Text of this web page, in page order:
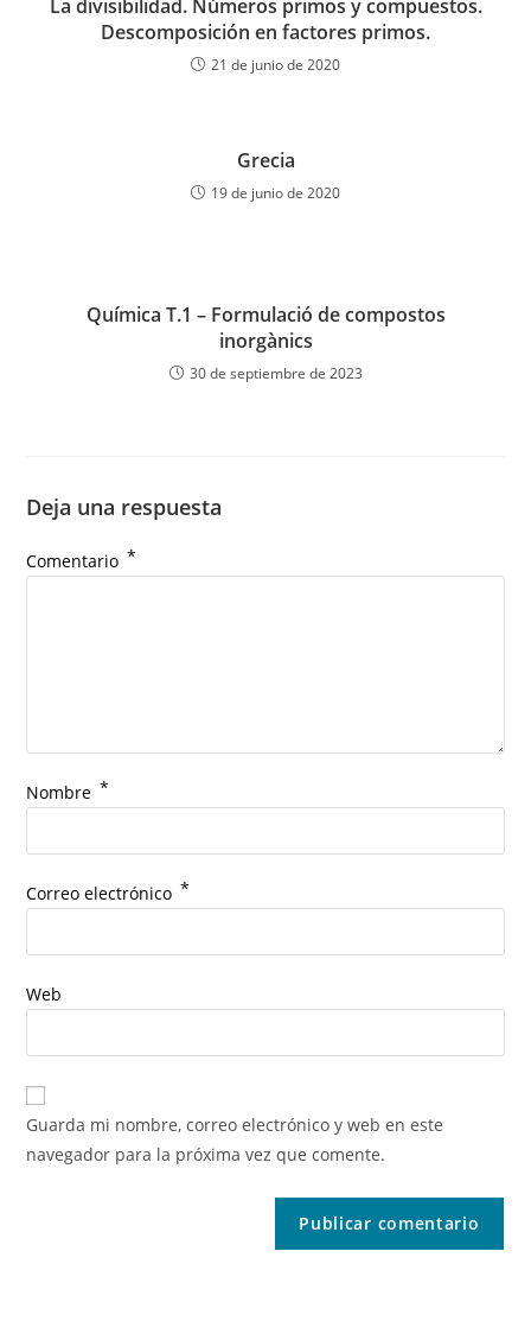
La divisibilidad. Números primos y compuestos.
Descomposición en factores primos.
21 de junio de 2020
Grecia
19 de junio de 2020
Química T.1 – Formulació de compostos
inorgànics
30 de septiembre de 2023
Deja una respuesta
Comentario *
Nombre *
Correo electrónico *
Web
Guarda mi nombre, correo electrónico y web en este
navegador para la próxima vez que comente.